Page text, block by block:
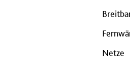
Netze